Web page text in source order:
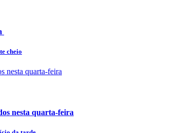
cheio
nesta quarta-feira